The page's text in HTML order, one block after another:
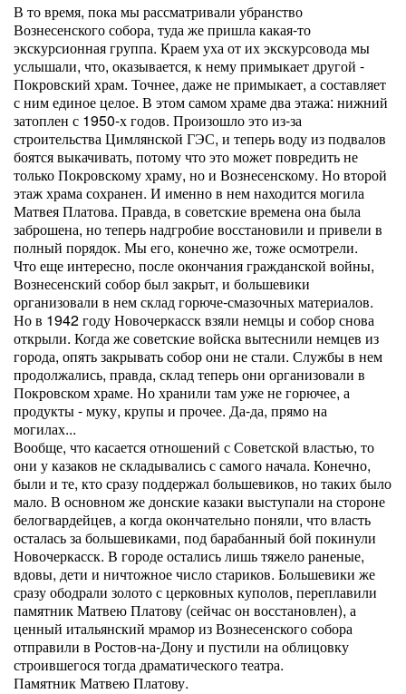
В то время, пока мы рассматривали убранство
Вознесенского собора, туда же пришла какая-то
экскурсионная группа. Краем уха от их экскурсовода мы
услышали, что, оказывается, к нему примыкает другой -
Покровский храм. Точнее, даже не примыкает, а составляет
с ним единое целое. В этом самом храме два этажа: нижний
затоплен с 1950-х годов. Произошло это из-за
строительства Цимлянской ГЭС, и теперь воду из подвалов
боятся выкачивать, потому что это может повредить не
только Покровскому храму, но и Вознесенскому. Но второй
этаж храма сохранен. И именно в нем находится могила
Матвея Платова. Правда, в советские времена она была
заброшена, но теперь надгробие восстановили и привели в
полный порядок. Мы его, конечно же, тоже осмотрели.
Что еще интересно, после окончания гражданской войны,
Вознесенский собор был закрыт, и большевики
организовали в нем склад горюче-смазочных материалов.
Но в 1942 году Новочеркасск взяли немцы и собор снова
открыли. Когда же советские войска вытеснили немцев из
города, опять закрывать собор они не стали. Службы в нем
продолжались, правда, склад теперь они организовали в
Покровском храме. Но хранили там уже не горючее, а
продукты - муку, крупы и прочее. Да-да, прямо на
могилах...
Вообще, что касается отношений с Советской властью, то
они у казаков не складывались с самого начала. Конечно,
были и те, кто сразу поддержал большевиков, но таких было
мало. В основном же донские казаки выступали на стороне
белогвардейцев, а когда окончательно поняли, что власть
осталась за большевиками, под барабанный бой покинули
Новочеркасск. В городе остались лишь тяжело раненые,
вдовы, дети и ничтожное число стариков. Большевики же
сразу ободрали золото с церковных куполов, переплавили
памятник Матвею Платову (сейчас он восстановлен), а
ценный итальянский мрамор из Вознесенского собора
отправили в Ростов-на-Дону и пустили на облицовку
строившегося тогда драматического театра.
Памятник Матвею Платову.